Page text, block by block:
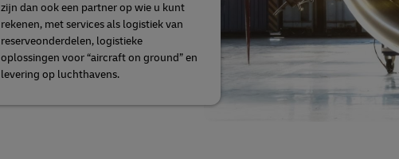
zijn dan ook een partner op wie u kunt
rekenen, met services als logistiek van
reserveonderdelen, logistieke
oplossingen voor “aircraft on ground” en
levering op luchthavens.